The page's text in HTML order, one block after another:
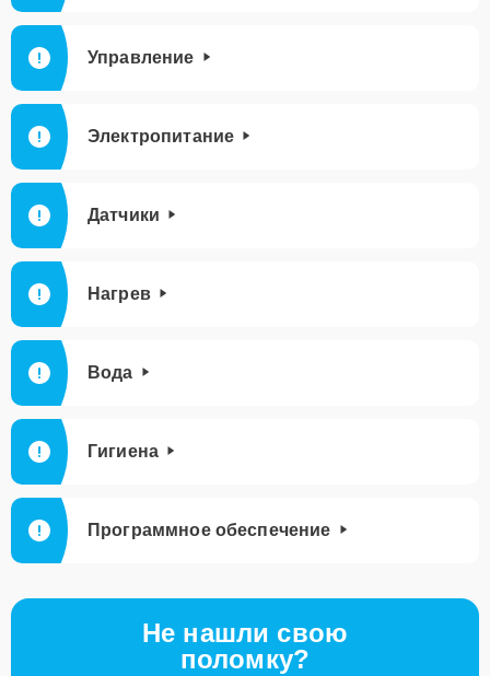
Управление
Электропитание
Датчики
Нагрев
Вода
Гигиена
Программное обеспечение
Не нашли свою
поломку?